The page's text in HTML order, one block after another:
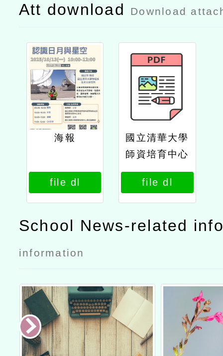
Att download Download
海報
file dl
國立清華大學
師資培育中心
及苗栗縣stea
m教育中心辦
理「偏鄉教師
自強計畫認識
file dl
School News-related
information